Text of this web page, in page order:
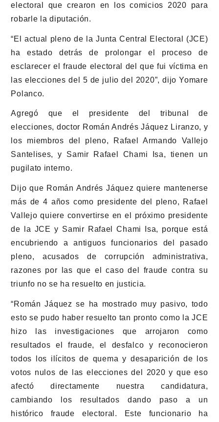
electoral que crearon en los comicios 2020 para
robarle la diputación.
“El actual pleno de la Junta Central Electoral (JCE)
ha estado detrás de prolongar el proceso de
esclarecer el fraude electoral del que fui víctima en
las elecciones del 5 de julio del 2020”, dijo Yomare
Polanco.
Agregó que el presidente del tribunal de
elecciones, doctor Román Andrés Jáquez Liranzo, y
los miembros del pleno, Rafael Armando Vallejo
Santelises, y Samir Rafael Chami Isa, tienen un
pugilato interno.
Dijo que Román Andrés Jáquez quiere mantenerse
más de 4 años como presidente del pleno, Rafael
Vallejo quiere convertirse en el próximo presidente
de la JCE y Samir Rafael Chami Isa, porque está
encubriendo a antiguos funcionarios del pasado
pleno, acusados de corrupción administrativa,
razones por las que el caso del fraude contra su
triunfo no se ha resuelto en justicia.
“Román Jáquez se ha mostrado muy pasivo, todo
esto se pudo haber resuelto tan pronto como la JCE
hizo las investigaciones que arrojaron como
resultados el fraude, el desfalco y reconocieron
todos los ilícitos de quema y desaparición de los
votos nulos de las elecciones del 2020 y que eso
afectó directamente nuestra candidatura,
cambiando los resultados dando paso a un
histórico fraude electoral. Este funcionario ha